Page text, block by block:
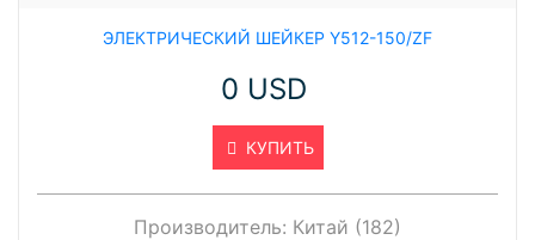
ЭЛЕКТРИЧЕСКИЙ ШЕЙКЕР Y512-150/ZF
0 USD
КУПИТЬ
Производитель: Китай (182)